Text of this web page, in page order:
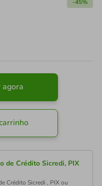
-45%
agora
de Crédito Sicredi, PIX
Crédito Sicredi , PIX ou